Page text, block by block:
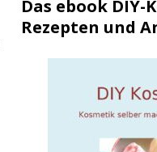
Das ebook
Rezepten und